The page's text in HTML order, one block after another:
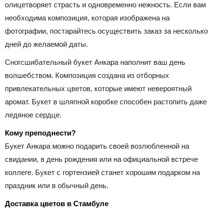
олицетворяет страсть и одновременно нежность. Если вам
необходима композиция, которая изображена на
фотографии, постарайтесь осуществить заказ за несколько
дней до желаемой даты.
Сногсшибательный букет Анкара наполнит ваш день
волшебством. Композиция создана из отборных
привлекательных цветов, которые имеют невероятный
аромат. Букет в шляпной коробке способен растопить даже
ледяное сердце.
Кому преподнести?
Букет Анкара можно подарить своей возлюбленной на
свидании, в день рождения или на официальной встрече
коллеге. Букет с гортензией станет хорошим подарком на
праздник или в обычный день.
Доставка цветов в Стамбуле